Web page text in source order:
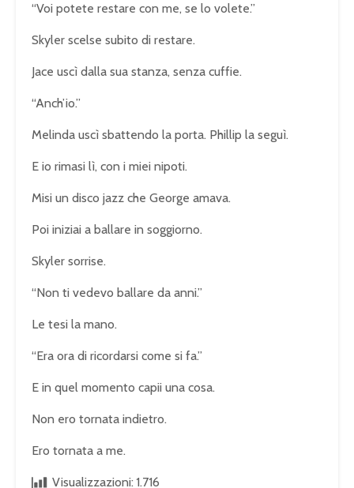
“Voi potete restare con me, se lo volete.”
Skyler scelse subito di restare.
Jace uscì dalla sua stanza, senza cuffie.
“Anch’io.”
Melinda uscì sbattendo la porta. Phillip la seguì.
E io rimasi lì, con i miei nipoti.
Misi un disco jazz che George amava.
Poi iniziai a ballare in soggiorno.
Skyler sorrise.
“Non ti vedevo ballare da anni.”
Le tesi la mano.
“Era ora di ricordarsi come si fa.”
E in quel momento capii una cosa.
Non ero tornata indietro.
Ero tornata a me.
Visualizzazioni: 1.716